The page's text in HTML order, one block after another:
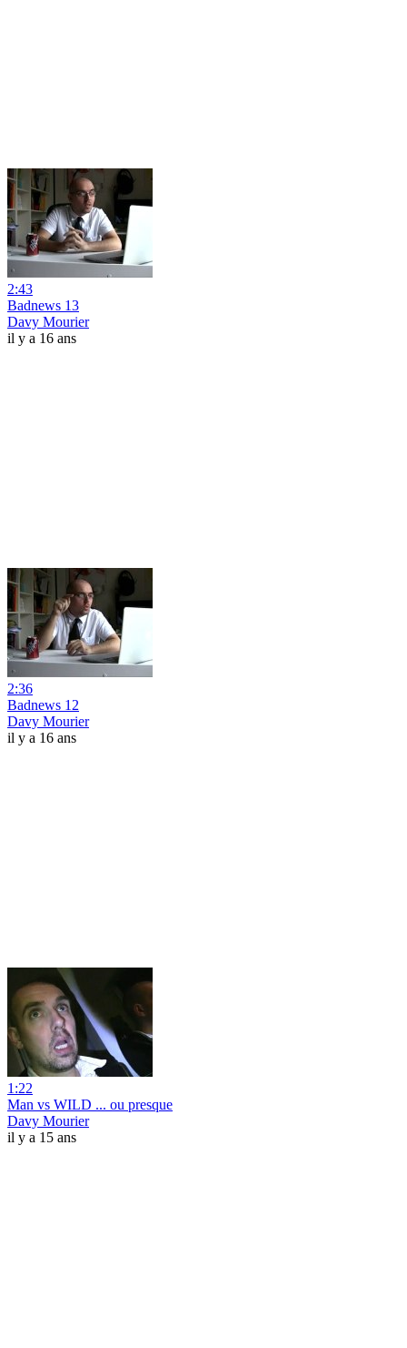
2:43
Badnews 13
Davy Mourier
il y a 16 ans
2:36
Badnews 12
Davy Mourier
il y a 16 ans
1:22
Man vs WILD ... ou presque
Davy Mourier
il y a 15 ans